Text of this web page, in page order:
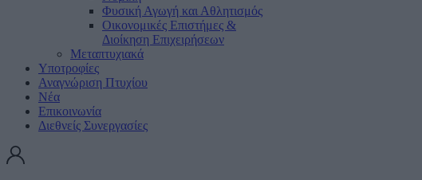
Φυσική Αγωγή και Αθλητισμός
Οικονομικές Επιστήμες &
Διοίκηση Επιχειρήσεων
Μεταπτυχιακά
Υποτροφίες
Αναγνώριση Πτυχίου
Νέα
Επικοινωνία
Διεθνείς Συνεργασίες